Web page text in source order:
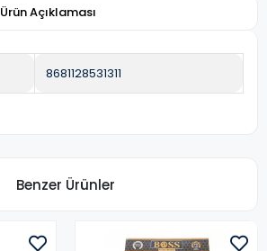
Ürün Açıklaması
8681128531311
Benzer Ürünler